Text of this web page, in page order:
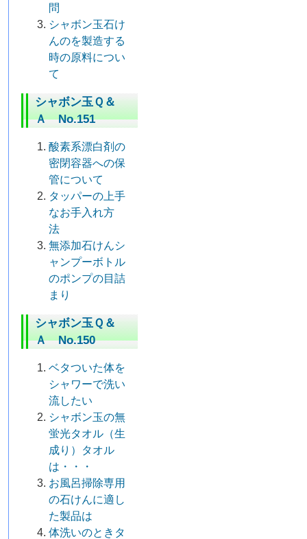
問
シャボン玉石け
んのを製造する
時の原料につい
て
シャボン玉Ｑ＆
Ａ No.151
酸素系漂白剤の
密閉容器への保
管について
タッパーの上手
なお手入れ方
法
無添加石けんシ
ャンプーボトル
のポンプの目詰
まり
シャボン玉Ｑ＆
Ａ No.150
ベタついた体を
シャワーで洗い
流したい
シャボン玉の無
蛍光タオル（生
成り）タオル
は・・・
お風呂掃除専用
の石けんに適し
た製品は
体洗いのときタ